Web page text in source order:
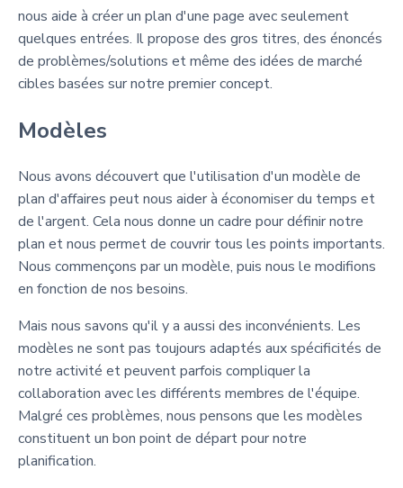
nous aide à créer un plan d'une page avec seulement
quelques entrées. Il propose des gros titres, des énoncés
de problèmes/solutions et même des idées de marché
cibles basées sur notre premier concept.
Modèles
Nous avons découvert que l'utilisation d'un modèle de
plan d'affaires peut nous aider à économiser du temps et
de l'argent. Cela nous donne un cadre pour définir notre
plan et nous permet de couvrir tous les points importants.
Nous commençons par un modèle, puis nous le modifions
en fonction de nos besoins.
Mais nous savons qu'il y a aussi des inconvénients. Les
modèles ne sont pas toujours adaptés aux spécificités de
notre activité et peuvent parfois compliquer la
collaboration avec les différents membres de l'équipe.
Malgré ces problèmes, nous pensons que les modèles
constituent un bon point de départ pour notre
planification.